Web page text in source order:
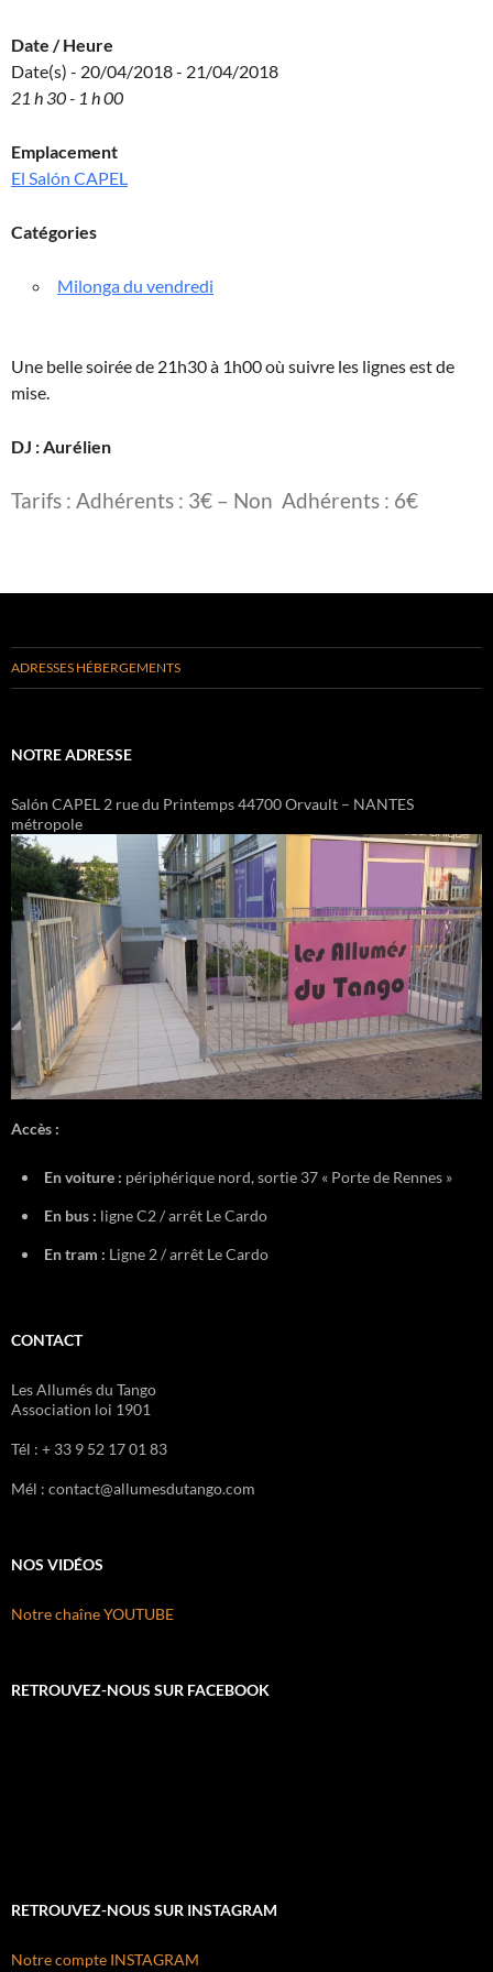
Date / Heure
Date(s) - 20/04/2018 - 21/04/2018
21 h 30 - 1 h 00
Emplacement
El Salón CAPEL
Catégories
Milonga du vendredi
Une belle soirée de 21h30 à 1h00 où suivre les lignes est de
mise.
DJ : Aurélien
Tarifs : Adhérents : 3€ – Non Adhérents : 6€
ADRESSES HÉBERGEMENTS
NOTRE ADRESSE
Salón CAPEL 2 rue du Printemps 44700 Orvault – NANTES
métropole
Accès :
En voiture : périphérique nord, sortie 37 « Porte de Rennes »
En bus : ligne C2 / arrêt Le Cardo
En tram : Ligne 2 / arrêt Le Cardo
CONTACT
Les Allumés du Tango
Association loi 1901
Tél : + 33 9 52 17 01 83
Mél : contact@allumesdutango.com
NOS VIDÉOS
Notre chaîne YOUTUBE
RETROUVEZ-NOUS SUR FACEBOOK
RETROUVEZ-NOUS SUR INSTAGRAM
Notre compte INSTAGRAM